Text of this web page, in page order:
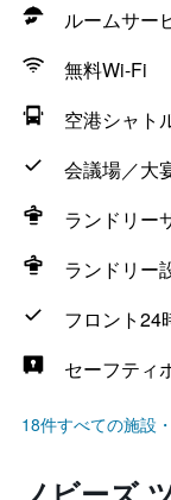
ルームサー
無料Wi-Fi
空港シャト
会議場／大
ランドリー
ランドリー
フロント24
セーフティ
18件すべての施設